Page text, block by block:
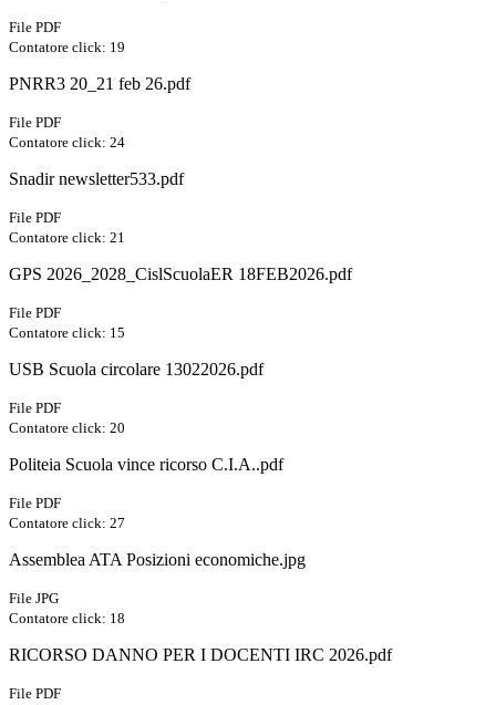
File PDF
Contatore click: 19
PNRR3 20_21 feb 26.pdf
File PDF
Contatore click: 24
Snadir newsletter533.pdf
File PDF
Contatore click: 21
GPS 2026_2028_CislScuolaER 18FEB2026.pdf
File PDF
Contatore click: 15
USB Scuola circolare 13022026.pdf
File PDF
Contatore click: 20
Politeia Scuola vince ricorso C.I.A..pdf
File PDF
Contatore click: 27
Assemblea ATA Posizioni economiche.jpg
File JPG
Contatore click: 18
RICORSO DANNO PER I DOCENTI IRC 2026.pdf
File PDF